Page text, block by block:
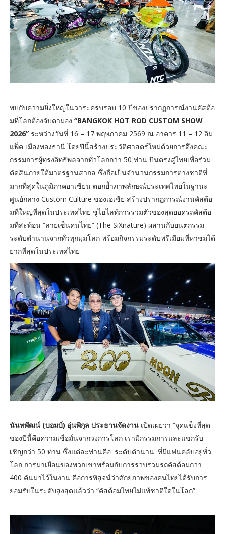
พบกับความยิ่งใหญ่ในวาระครบรอบ 10 ปีของปรากฏการณ์งานคัสต้อ
มที่โลกต้องจับตามอง “BANGKOK HOT ROD CUSTOM SHOW
2026” ระหว่างวันที่ 16 – 17 พฤษภาคม 2569 ณ อาคาร 11 – 12 อิม
แพ็ค เมืองทองธานี โดยปีนี้สร้างประวัติศาสตร์ใหม่ด้วยการดึงคณะ
กรรมการผู้ทรงอิทธิพลจากทั่วโลกกว่า 50 ท่าน บินตรงสู่ไทยเพื่อร่วม
ตัดสินภายใต้มาตรฐานสากล ซึ่งถือเป็นจำนวนกรรมการต่างชาติที่
มากที่สุดในภูมิภาคอาเซียน ตอกย้ำภาพลักษณ์ประเทศไทยในฐานะ
ศูนย์กลาง Custom Culture ของเอเชีย สร้างปรากฏการณ์งานคัสต้อ
มที่ใหญ่ที่สุดในประเทศไทย ชูไฮไลท์การรวมตัวของสุดยอดรถคัสต้อ
มที่สะท้อน “ลายเซ็นคนไทย” (The SiXnature) ผสานกับยนตกรรม
ระดับตำนานจากทั่วทุกมุมโลก พร้อมกิจกรรมระดับพรีเมียมที่หาชมได้
ยากที่สุดในประเทศไทย
นันทพัฒน์ (บอมบ์) อุ่นพิกุล ประธานจัดงานเปิดเผยว่า “จุดแข็งที่สุด
ของปีนี้คือความเชื่อมั่นจากวงการโลก เรามีกรรมการและแขกรับ
เชิญกว่า 50 ท่าน ซึ่งแต่ละท่านคือ 'ระดับตำนาน' ที่มีแฟนคลับอยู่ทั่ว
โลก การมาเยือนของพวกเขาพร้อมกับการรวบรวมรถคัสต้อมกว่า
400 คันมาไว้ในงาน คือการพิสูจน์ว่าศักยภาพของคนไทยได้รับการ
ยอมรับในระดับสูงสุดแล้วว่า “คัสต้อมไทยไม่แพ้ชาติใดในโลก”